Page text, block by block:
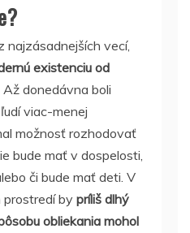
najzásadnejších vecí,
existenciu od
Až donedávna boli
viac-menej
možnosť rozhodovať
bude mať v dospelosti,
či bude mať deti. V
by príliš dlhý
obliekania mohol